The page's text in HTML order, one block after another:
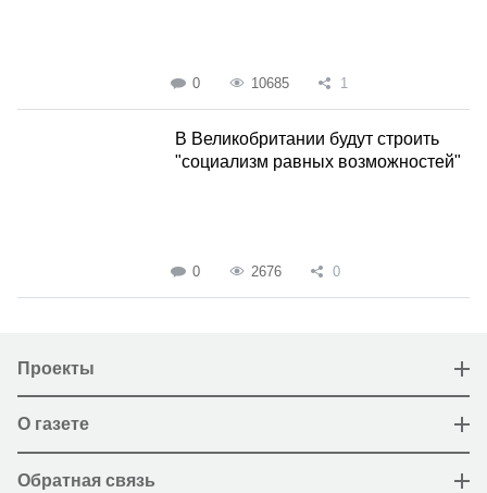
0 10685 1
В Великобритании будут строить
"социализм равных возможностей"
0 2676 0
Проекты
О газете
Обратная связь